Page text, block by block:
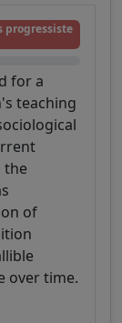
progressiste
for a
teaching
the
of
over time.